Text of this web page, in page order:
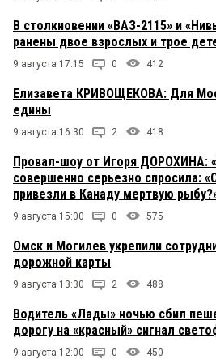
В столкновении «ВАЗ-2115» и
ранены двое взрослых и трое
9 августа 17:15 0 412
Елизавета КРИВОЩЕКОВА: Для
едины
9 августа 16:30 2 418
Провал-шоу от Игоря ДОРОХИНА:
совершенно серьезно спросила:
привезли в Канаду мертвую
9 августа 15:00 0 575
Омск и Могилев укрепили
дорожной карты
9 августа 13:30 2 488
Водитель «Лады» ночью сбил
дорогу на «красный» сигнал
9 августа 12:00 0 450